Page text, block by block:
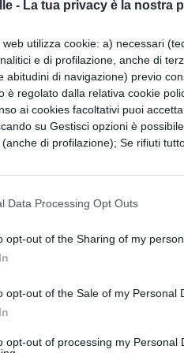
- La tua privacy è la nostra
utilizza cookie: a) necessari
e di profilazione, anche di
abitudini di navigazione) previo
è regolato dalla relativa cookie
ai cookies facoltativi puoi
su Gestisci opzioni è
di profilazione); Se rifiuti
Data Processing Opt Outs
opt-out of the Sharing of my
opt-out of the Sale of my Personal
opt-out of processing my Personal
ESP)
al Centro
Due Mari
Porto Degli
Commerciale Centro
La Fortezza